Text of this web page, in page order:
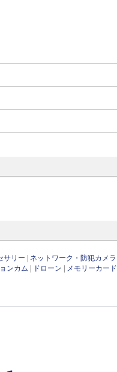
サリー ネットワーク・防犯カメラ
ンカム ドローン メモリーカード